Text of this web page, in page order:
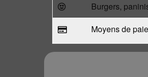
Burgers,
Moyens de